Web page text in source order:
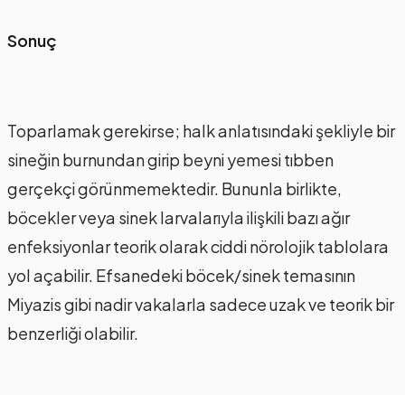
Sonuç
Toparlamak gerekirse; halk anlatısındaki şekliyle bir
sineğin burnundan girip beyni yemesi tıbben
gerçekçi görünmemektedir. Bununla birlikte,
böcekler veya sinek larvalarıyla ilişkili bazı ağır
enfeksiyonlar teorik olarak ciddi nörolojik tablolara
yol açabilir. Efsanedeki böcek/sinek temasının
Miyazis gibi nadir vakalarla sadece uzak ve teorik bir
benzerliği olabilir.